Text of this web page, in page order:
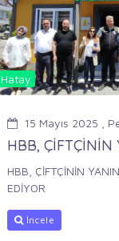
Hatay
15 Mayıs 2025 ,
HBB, ÇİFTÇİNİN
HBB, ÇİFTÇİNİN
EDİYOR
İncele